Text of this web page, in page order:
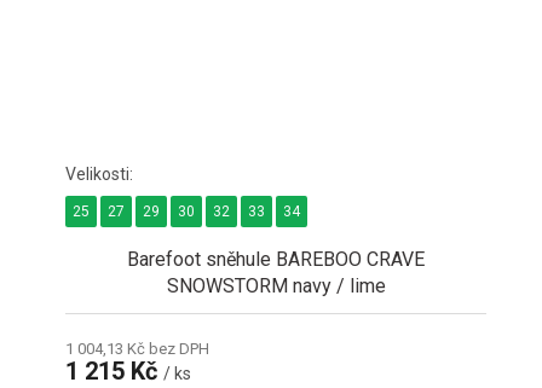
Barefoot sněhule BAREBOO CRAVE
SNOWSTORM navy / lime
1 004,13 Kč bez DPH
1 215 Kč/ ks
25 27 29 30 32 33 34